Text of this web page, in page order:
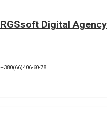
RGSsoft Digital Agency
+380(66)406-60-78